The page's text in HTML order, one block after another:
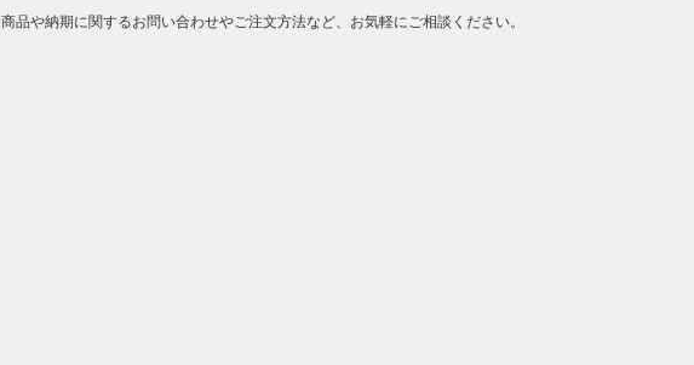
商品や納期に関するお問い合わせやご注文方法など、お気軽にご相談ください。